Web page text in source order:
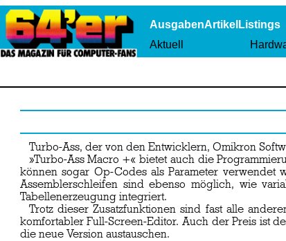
AusgabenArtikel Listings
Aktuell
Turbo-Ass, der von den Entwicklern, Omikron
»Turbo-Ass Macro +« bietet auch die
können sogar Op-Codes als Parameter verwendet
Assemblerschleifen sind ebenso möglich, wie
Tabellenerzeugung integriert.
Trotz dieser Zusatzfunktionen sind fast alle
komfortabler Full-Screen-Editor. Auch der Preis ist
die neue Version austauschen.